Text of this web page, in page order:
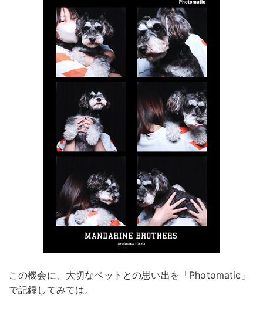
この機会に、大切なペットとの思い出を「Photomatic」
で記録してみては。